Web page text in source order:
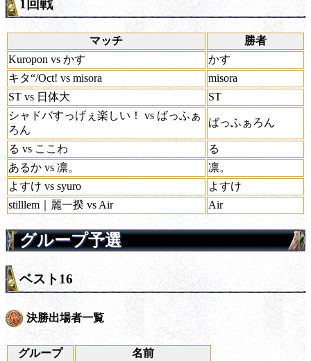
1回戦
マッチ
勝者
Kuropon vs かす
かす
キタ“/Oct! vs misora
misora
ST vs 日体大
ST
シャドバすっげぇ楽しい！ vs ばっふぁ
ろん
ばっふぁろん
る vs ここわ
る
あるか vs 凛。
凛。
よすけ vs syuro
よすけ
stilllem｜麗一揆 vs Air
Air
グループ予選
ベスト16
決勝出場者一覧
グループ
名前